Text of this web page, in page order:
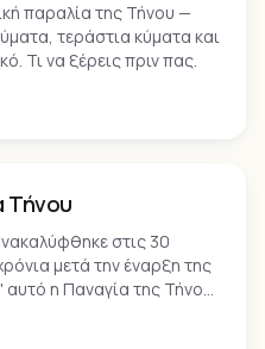
παραλία της Τήνου —
τεράστια κύματα και
Τι να ξέρεις πριν πας.
Τήνου
στις 30
μετά την έναρξη της
αυτό η Παναγία της Τήνου